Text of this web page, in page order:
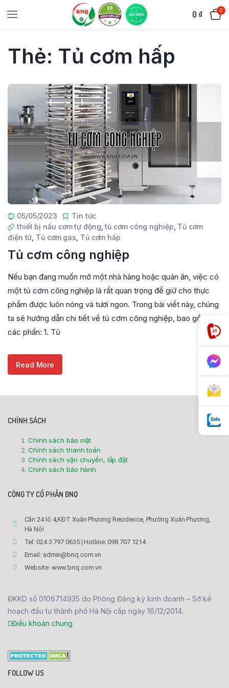
0 ₫ 0
Thẻ: Tủ cơm hấp
05/05/2023
Tin tức
thiết bị nấu cơm tự động ,tủ cơm công nghiệp Tủ cơm
điện tử Tủ cơm gas Tủ cơm hấp
Tủ cơm công nghiệp
Nếu bạn đang muốn mở một nhà hàng hoặc quán ăn, việc có
một tủ cơm công nghiệp là rất quan trọng để giữ cho thực
phẩm được luôn nóng và tươi ngon. Trong bài viết này, chúng
ta sẽ hướng dẫn chi tiết về tủ cơm công nghiệp, bao gồm
các phần: 1. Tủ
Read More
CHÍNH SÁCH
Chính sách bảo mật
Chính sách thanh toán
Chính sách vận chuyển, lắp đặt
Chính sách bảo hành
CÔNG TY CỔ PHẦN BNQ
Căn 24 lô 4,KĐT Xuân Phương Residence, Phường Xuân Phương,
Hà Nội
Tel: 024.3 797 0635 | Hotline: 098 707 1214
Email: admin@bnq.com.vn
Website: www.bnq.com.vn
ĐKKD số 0106714935 do Phòng Đăng ký kinh doanh – Sở kế
hoạch đầu tư thành phố Hà Nội cấp ngày 16/12/2014.
Điều khoản chung
FOLLOW US